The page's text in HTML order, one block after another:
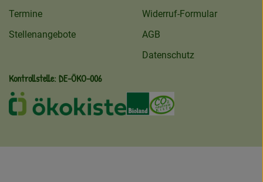
Termine
Stellenangebote
Widerruf-Formular
AGB
Datenschutz
Kontrollstelle: DE-ÖKO-006
Externer Link zu /ueber-uns/
Externer Link zu /
Externer Link zu /